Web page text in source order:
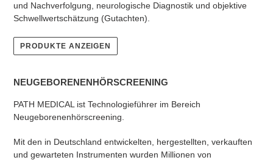
und Nachverfolgung, neurologische Diagnostik und objektive
Schwellwertschätzung (Gutachten).
PRODUKTE ANZEIGEN
NEUGEBORENENHÖRSCREENING
PATH MEDICAL ist Technologieführer im Bereich
Neugeborenenhörscreening.
Mit den in Deutschland entwickelten, hergestellten, verkauften
und gewarteten Instrumenten wurden Millionen von